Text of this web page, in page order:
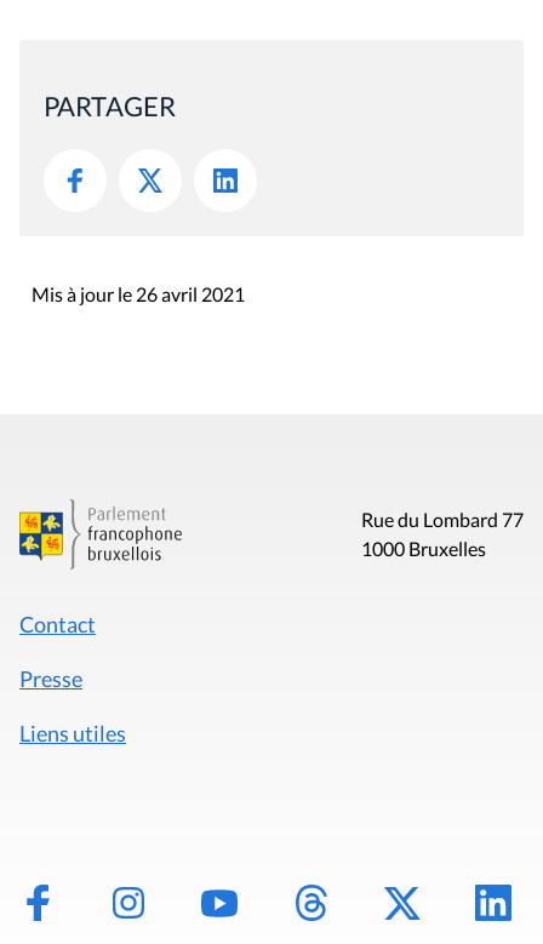
PARTAGER
Mis à jour le 26 avril 2021
Rue du Lombard 77
1000 Bruxelles
Contact
Presse
Liens utiles